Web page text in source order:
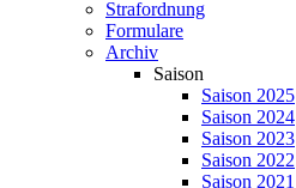
Strafordnung
Formulare
Archiv
Saison
Saison 2025
Saison 2024
Saison 2023
Saison 2022
Saison 2021